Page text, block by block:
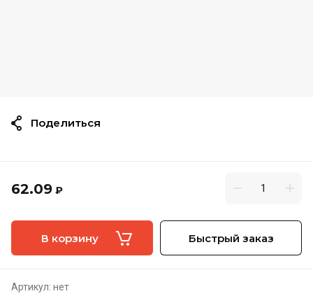
62.09 ₽
В корзину Быстрый заказ
Артикул: нет
Поделиться